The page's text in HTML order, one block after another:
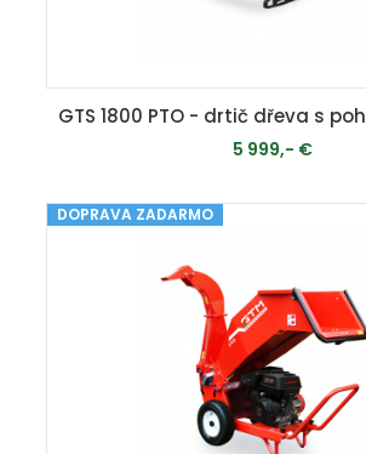
5 999,- €
MOMENTÁLNE VYPREDANÉ
DOPRAVA ZADARMO